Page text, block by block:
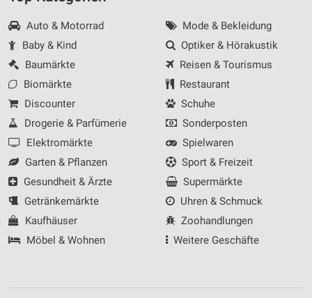
Auto & Motorrad
Baby & Kind
Baumärkte
Biomärkte
Discounter
Drogerie & Parfümerie
Elektromärkte
Garten & Pflanzen
Gesundheit & Ärzte
Getränkemärkte
Kaufhäuser
Möbel & Wohnen
Mode & Bekleidung
Optiker & Hörakustik
Reisen & Tourismus
Restaurant
Schuhe
Sonderposten
Spielwaren
Sport & Freizeit
Supermärkte
Uhren & Schmuck
Zoohandlungen
Weitere Geschäfte